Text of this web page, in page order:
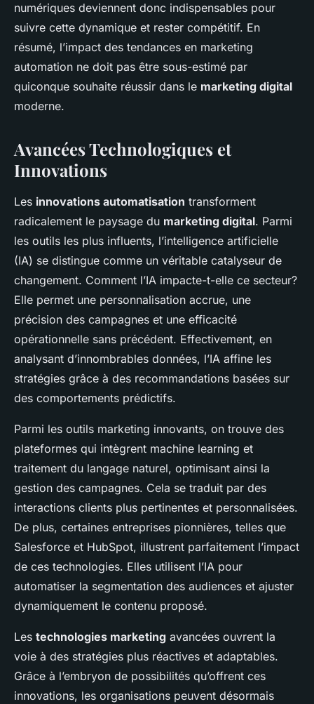
numériques deviennent donc indispensables pour
suivre cette dynamique et rester compétitif. En
résumé, l’impact des tendances en marketing
automation ne doit pas être sous-estimé par
quiconque souhaite réussir dans le marketing digital
moderne.
Avancées Technologiques et
Innovations
Les innovations automatisation transforment
radicalement le paysage du marketing digital. Parmi
les outils les plus influents, l’intelligence artificielle
(IA) se distingue comme un véritable catalyseur de
changement. Comment l’IA impacte-t-elle ce secteur?
Elle permet une personnalisation accrue, une
précision des campagnes et une efficacité
opérationnelle sans précédent. Effectivement, en
analysant d’innombrables données, l’IA affine les
stratégies grâce à des recommandations basées sur
des comportements prédictifs.
Parmi les outils marketing innovants, on trouve des
plateformes qui intègrent machine learning et
traitement du langage naturel, optimisant ainsi la
gestion des campagnes. Cela se traduit par des
interactions clients plus pertinentes et personnalisées.
De plus, certaines entreprises pionnières, telles que
Salesforce et HubSpot, illustrent parfaitement l’impact
de ces technologies. Elles utilisent l’IA pour
automatiser la segmentation des audiences et ajuster
dynamiquement le contenu proposé.
Les technologies marketing avancées ouvrent la
voie à des stratégies plus réactives et adaptables.
Grâce à l’embryon de possibilités qu’offrent ces
innovations, les organisations peuvent désormais